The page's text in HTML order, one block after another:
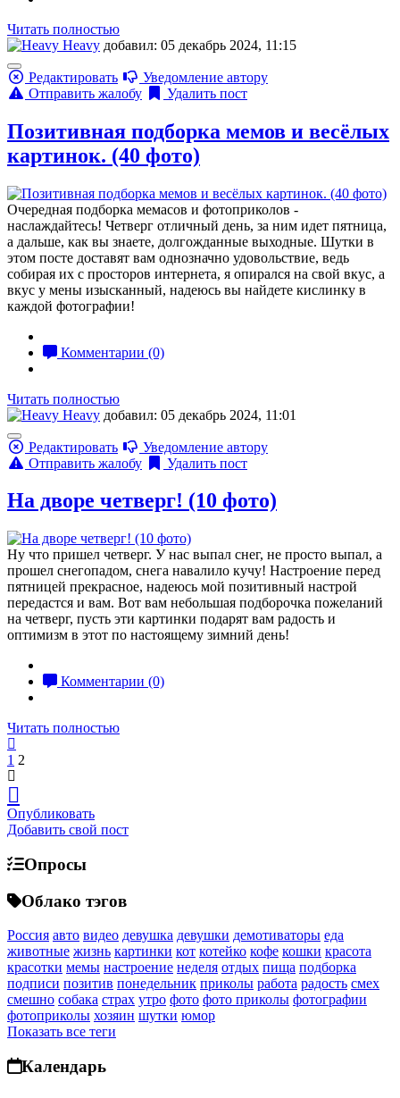
Читать полностью
Heavy добавил: 05 декабрь 2024, 11:15
Редактировать
Уведомление автору
Отправить жалобу
Удалить пост
Позитивная подборка мемов и весёлых
картинок. (40 фото)
Очередная подборка мемасов и фотоприколов -
наслаждайтесь! Четверг отличный день, за ним идет пятница,
а дальше, как вы знаете, долгожданные выходные. Шутки в
этом посте доставят вам однозначно удовольствие, ведь
собирая их с просторов интернета, я опирался на свой вкус, а
вкус у мены изысканный, надеюсь вы найдете кислинку в
каждой фотографии!
Комментарии (0)
Читать полностью
Heavy добавил: 05 декабрь 2024, 11:01
Редактировать
Уведомление автору
Отправить жалобу
Удалить пост
На дворе четверг! (10 фото)
Ну что пришел четверг. У нас выпал снег, не просто выпал, а
прошел снегопадом, снега навалило кучу! Настроение перед
пятницей прекрасное, надеюсь мой позитивный настрой
передастся и вам. Вот вам небольшая подборочка пожеланий
на четверг, пусть эти картинки подарят вам радость и
оптимизм в этот по настоящему зимний день!
Комментарии (0)
Читать полностью
1 2
Опубликовать
Добавить свой пост
Опросы
Облако тэгов
Россия авто видео девушка девушки демотиваторы еда
животные жизнь картинки кот котейко кофе кошки красота
красотки мемы настроение неделя отдых пища подборка
подписи позитив понедельник приколы работа радость смех
смешно собака страх утро фото фото приколы фотографии
фотоприколы хозяин шутки юмор
Показать все теги
Календарь